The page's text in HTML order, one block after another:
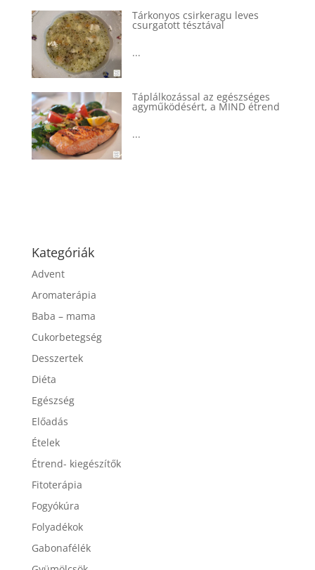
Tárkonyos csirkeragu leves
csurgatott tésztával
...
Táplálkozással az egészséges
agyműködésért, a MIND étrend
...
Kategóriák
Advent
Aromaterápia
Baba – mama
Cukorbetegség
Desszertek
Diéta
Egészség
Előadás
Ételek
Étrend- kiegészítők
Fitoterápia
Fogyókúra
Folyadékok
Gabonafélék